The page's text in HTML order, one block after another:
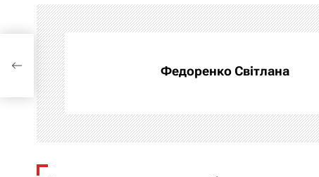
і
г
а
ц
і
я
Федоренко Світлана